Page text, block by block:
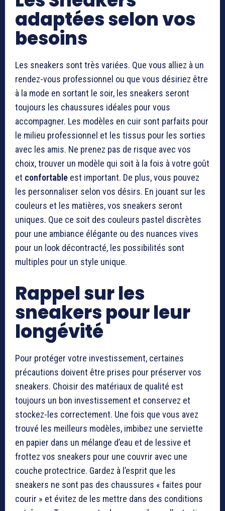
adaptées selon vos
besoins
Les sneakers sont très variées. Que vous alliez à un
rendez-vous professionnel ou que vous désiriez être
à la mode en sortant le soir, les sneakers seront
toujours les chaussures idéales pour vous
accompagner. Les modèles en cuir sont parfaits pour
le milieu professionnel et les tissus pour les sorties
avec les amis. Ne prenez pas de risque avec vos
choix, trouver un modèle qui soit à la fois à votre goût
et confortable est important. De plus, vous pouvez
les personnaliser selon vos désirs. En jouant sur les
couleurs et les matières, vos sneakers seront
uniques. Que ce soit des couleurs pastel discrètes
pour une ambiance élégante ou des nuances vives
pour un look décontracté, les possibilités sont
multiples pour un style unique.
Rappel sur les
sneakers pour leur
longévité
Pour protéger votre investissement, certaines
précautions doivent être prises pour préserver vos
sneakers. Choisir des matériaux de qualité est
toujours un bon investissement et conservez et
stockez-les correctement. Une fois que vous avez
trouvé les meilleurs modèles, imbibez une serviette
en papier dans un mélange d’eau et de lessive et
frottez vos sneakers pour une couvrir avec une
couche protectrice. Gardez à l’esprit que les
sneakers ne sont pas des chaussures « faites pour
courir » et évitez de les mettre dans des conditions